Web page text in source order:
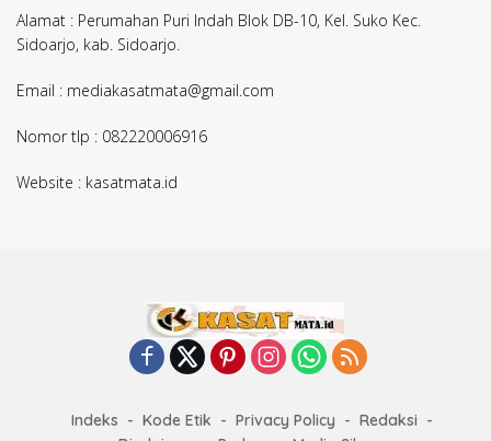
Alamat : Perumahan Puri Indah Blok DB-10, Kel. Suko Kec.
Sidoarjo, kab. Sidoarjo.
Email : mediakasatmata@gmail.com
Nomor tlp : 082220006916
Website : kasatmata.id
Indeks Kode Etik Privacy Policy
Redaksi